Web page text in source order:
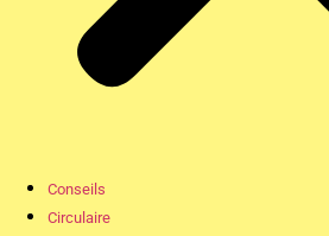
Conseils
Circulaire